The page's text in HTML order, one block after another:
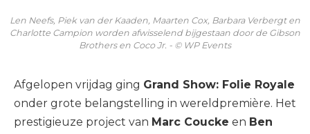
Len Neefs, Piek van der Kaaden, Maarten Cox, Barbara Verbergt en
Charlotte Campion worden afwisselend bijgestaan door de Gibson
Brothers en Coco Jr. - © WP Events
Afgelopen vrijdag ging Grand Show: Folie Royale
onder grote belangstelling in wereldpremière. Het
prestigieuze project van Marc Coucke en Ben